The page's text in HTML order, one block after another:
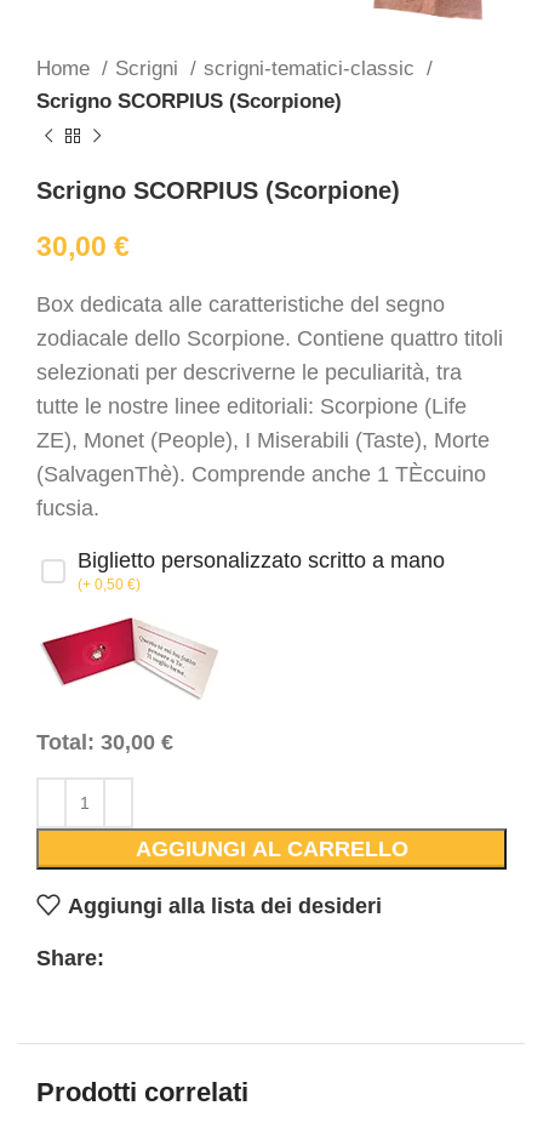
Home Scrigni
scrigni-tematici-classic
Scrigno SCORPIUS (Scorpione)
Scrigno SCORPIUS (Scorpione)
30,00 €
Box dedicata alle caratteristiche del segno
zodiacale dello Scorpione. Contiene quattro titoli
selezionati per descriverne le peculiarità, tra
tutte le nostre linee editoriali: Scorpione (Life
ZE), Monet (People), I Miserabili (Taste), Morte
(SalvagenThè). Comprende anche 1 TÈccuino
fucsia.
Biglietto personalizzato scritto a mano
(+ 0,50 €)
Total: 30,00 €
AGGIUNGI AL CARRELLO
Aggiungi alla lista dei desideri
Share:
Prodotti correlati